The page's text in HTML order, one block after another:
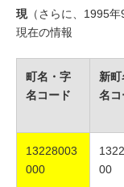
現（さらに、1995
現在の情報
町名・字
名コード
新
名コ
13228003
000
00